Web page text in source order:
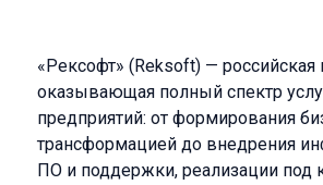
«Рексофт» (Reksoft) — российская
оказывающая полный спектр
предприятий: от формирования
трансформацией до внедрения
ПО и поддержки, реализации